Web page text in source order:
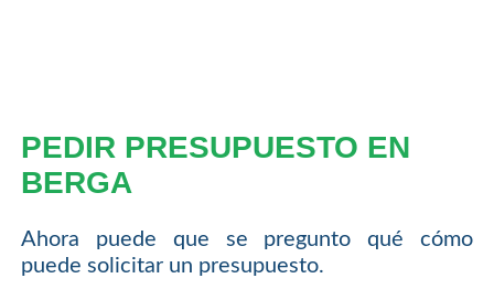
PEDIR PRESUPUESTO EN
BERGA
Ahora puede que se pregunto qué cómo
puede solicitar un presupuesto.